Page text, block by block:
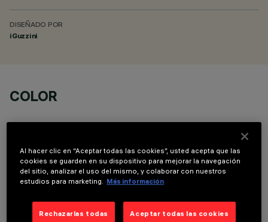
DISEÑADO POR
iGuzzini
COLOR
DATOS TÉCNICOS
ÚLTIMA ACTUALIZACIÓN: 06/08/2026
Al hacer clic en “Aceptar todas las cookies”, usted acepta que las
cookies se guarden en su dispositivo para mejorar la navegación
del sitio, analizar el uso del mismo, y colaborar con nuestros
estudios para marketing. Más información
Rechazarlas todas Aceptar todas las cookies